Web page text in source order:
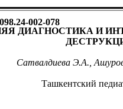
002-078
ДИАГНОСТИКА И
Сатвалдиева Э.А.,
Ташкентский